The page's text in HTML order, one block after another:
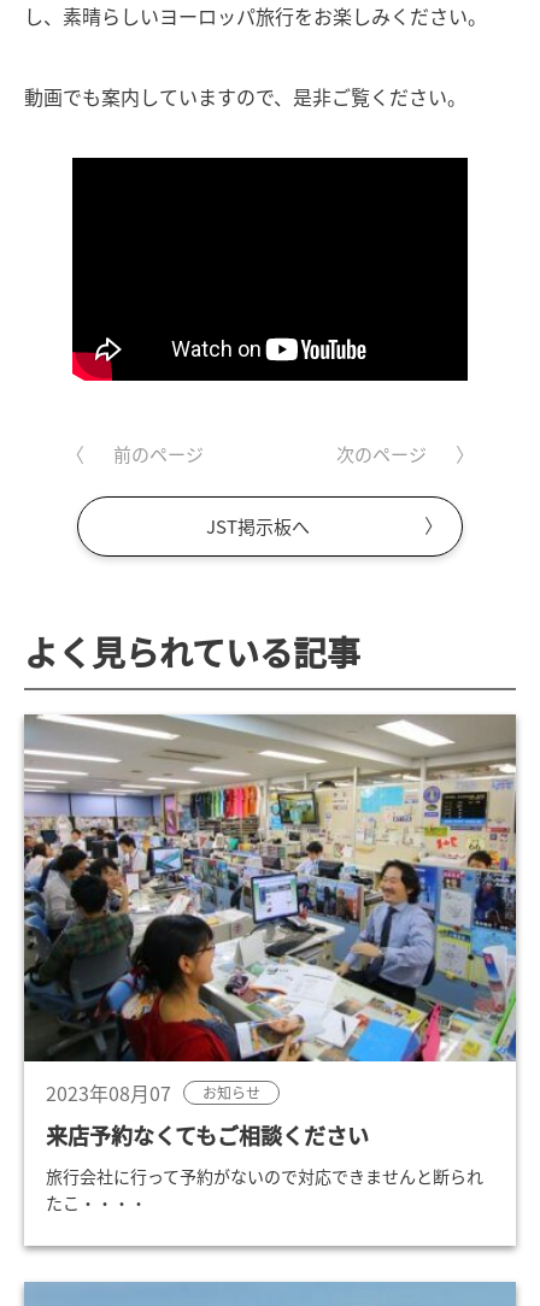
し、素晴らしいヨーロッパ旅行をお楽しみください。
動画でも案内していますので、是非ご覧ください。
前のページ
JST掲示板へ
次のページ
よく見られている記事
2023年08月07 お知らせ
来店予約なくてもご相談ください
旅行会社に行って予約がないので対応できませんと断られ
たこ・・・・